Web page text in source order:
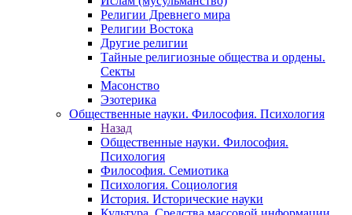
Религии Древнего мира
Религии Востока
Другие религии
Тайные религиозные общества и ордены.
Секты
Масонство
Эзотерика
Общественные науки. Философия. Психология
Назад
Общественные науки. Философия.
Психология
Философия. Семиотика
Психология. Социология
История. Исторические науки